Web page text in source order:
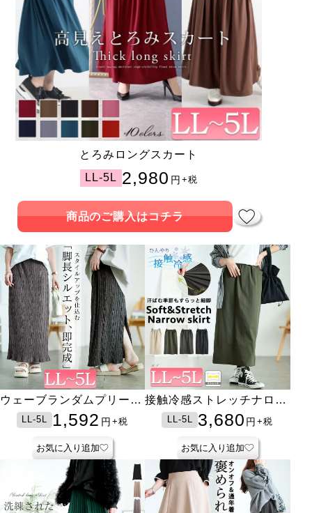
とろみロングスカート
LL-5L 2,980 円 +税
商品のご購入はコチラ
ウェーブランダムプリーツ
ナロースカート
LL-5L 1,592 円 +税
お気に入り追加
接触冷感ストレッチナロー
スカート
LL-5L 3,680 円 +税
お気に入り追加